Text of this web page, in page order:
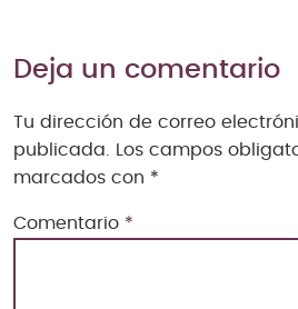
Deja un comentario
Tu dirección de correo
publicada.
Los campos
marcados con *
Comentario *